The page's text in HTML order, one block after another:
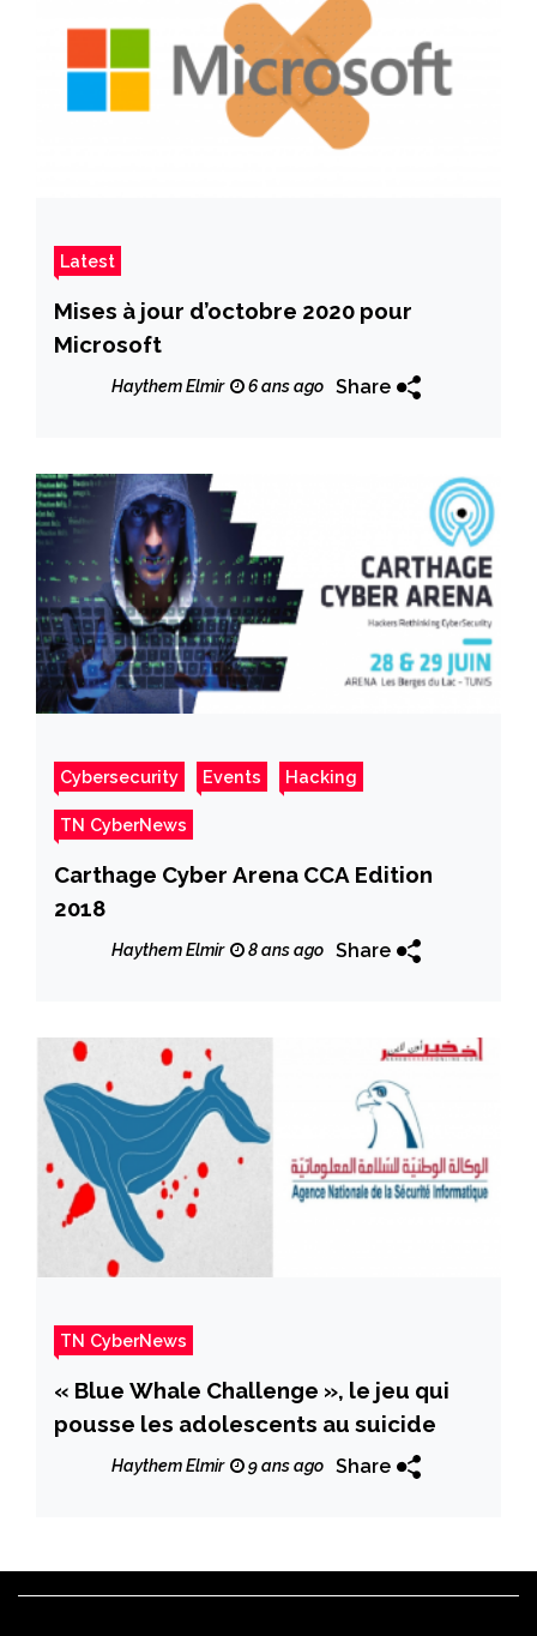
Latest
Mises à jour d’octobre 2020 pour
Microsoft
Haythem Elmir 6 ans ago Share
Cybersecurity Events Hacking
TN CyberNews
Carthage Cyber Arena CCA Edition
2018
Haythem Elmir 8 ans ago Share
TN CyberNews
« Blue Whale Challenge », le jeu qui
pousse les adolescents au suicide
Haythem Elmir 9 ans ago Share